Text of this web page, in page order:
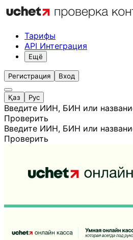
Тарифы
API Интеграция
Ещё
Регистрация Вход
Қаз Рус
Введите ИИН, БИН или
Проверить
Введите ИИН, БИН или
Проверить